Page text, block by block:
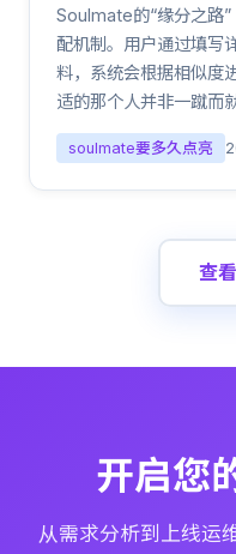
Soulmate的“缘分之路
配机制。用户通过填写
料，系统会根据相似度
适的那个人并非一蹴而
soulmate要多久点亮
查
开启您
从需求分析到上线运